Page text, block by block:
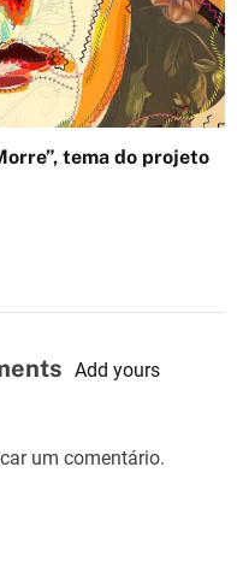
tema do projeto
Add yours
um comentário.